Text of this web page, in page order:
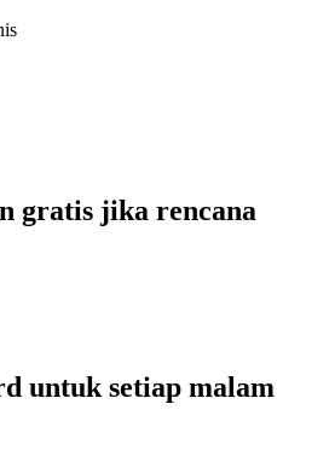
gratis jika rencana
untuk setiap malam